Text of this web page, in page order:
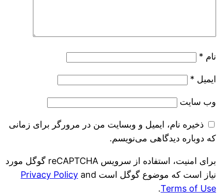
نام *
ایمیل *
وب‌ سایت
ذخیره نام، ایمیل و وبسایت من در مرورگر برای زمانی
که دوباره دیدگاهی می‌نویسم.
برای امنیت، استفاده از سرویس reCAPTCHA گوگل مورد
نیاز است که موضوع گوگل است
Privacy Policy and
Terms of Use
.